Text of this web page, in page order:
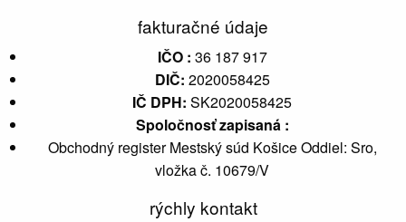
fakturačné údaje
IČO : 36 187 917
DIČ: 2020058425
IČ DPH: SK2020058425
Spoločnosť zapisaná :
Obchodný register Mestský súd Košice Oddiel: Sro,
vložka č. 10679/V
rýchly kontakt